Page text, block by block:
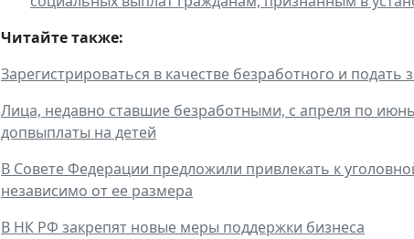
Читайте также:
Зарегистрироваться в качестве безработного и
Лица, недавно ставшие безработными, с апреля по
допвыплаты на детей
В Совете Федерации предложили привлекать к
независимо от ее размера
В НК РФ закрепят новые меры поддержки бизнеса